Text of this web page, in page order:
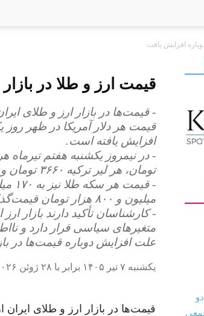
لندن
افزایش یافت
قیمت ارز و طلا در
- قیمت‌ها در بازار ارز و طلای
افزایش یافته است.
تومان، هر لیر ترکیه ۳۶۶۰ تومان و هر درهم امارات ۴۶ هزار و ۵۰۰ تومان معامله می‌شود.
میلیون و ۸۰۰ هزار تومان قیمت‌گذاری شده است.
- کارشناسان تأکید دارند بازار
متغیرهای سیاسی قرار دارد و
علت افزایش دوباره قیمت‌ها در
یکشنبه ۷ تیر ۱۴۰۵ برابر با ۲۸ ژوئن ۲۰۲۶
قیمت‌ها در بازار ارز و طلای